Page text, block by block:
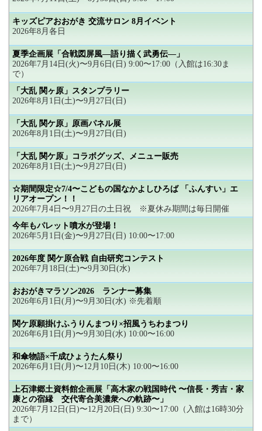
キッズピアおおがき 交流サロン 8月イベント
2026年8月各日
夏季企画展「合戦図屏風―語り描く武勇伝―」
2026年7月14日(火)〜9月6日(日) 9:00〜17:00（入館は16:30ま
で）
「大乱 関ヶ原」スタンプラリー
2026年8月1日(土)〜9月27日(日)
「大乱 関ケ原」原画パネル展
2026年8月1日(土)〜9月27日(日)
「大乱 関ケ原」コラボグッズ、メニュー販売
2026年8月1日(土)〜9月27日(日)
☆期間限定☆7/4〜こどもの国なかよしひろば 「ふんすい」エ
リアオープン！！
2026年7月4日〜9月27日の土日祝 ※夏休み期間は毎日開催
今年もパレット噴水が登場！
2026年5月1日(金)〜9月27日(日) 10:00〜17:00
2026年度 関ケ原合戦 自由研究コンテスト
2026年7月18日(土)〜9月30日(水)
おおがきマラソン2026 ランナー募集
2026年6月1日(月)〜9月30日(水) ※先着順
関ケ原願掛けふうりんまつり×招風うちわまつり
2026年6月1日(月)〜9月30日(水) 10:00〜16:00
和傘物語×千成ひょうたん祭り
2026年6月1日(月)〜12月10日(木) 10:00〜16:00
上石津郷土資料館企画展「高木家の戦国時代 〜信長・秀吉・家
康との宿縁 交代寄合美濃衆への軌跡〜」
2026年7月12日(日)〜12月20日(日) 9:30〜17:00（入館は16時30分
まで）